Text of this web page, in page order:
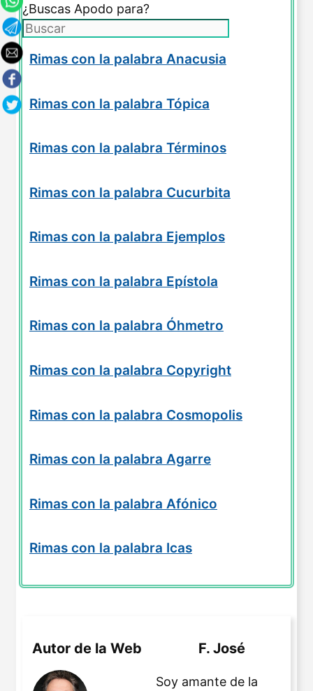
¿Buscas Apodo para?
Rimas con la palabra Anacusia
Rimas con la palabra Tópica
Rimas con la palabra Términos
Rimas con la palabra Cucurbita
Rimas con la palabra Ejemplos
Rimas con la palabra Epístola
Rimas con la palabra Óhmetro
Rimas con la palabra Copyright
Rimas con la palabra Cosmopolis
Rimas con la palabra Agarre
Rimas con la palabra Afónico
Rimas con la palabra Icas
Autor de la Web F. José
Soy amante de la